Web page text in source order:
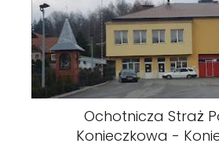
Ochotnicza Straż
Konieczkowa -